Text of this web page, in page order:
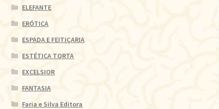
ELEFANTE
ERÓTICA
ESPADA E FEITIÇARIA
ESTÉTICA TORTA
EXCELSIOR
FANTASIA
Faria e Silva Editora